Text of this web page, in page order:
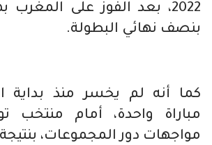
2022، بعد الفوز على
بنصف نهائي البطولة.
كما أنه لم يخسر منذ بداية
مباراة واحدة، أمام
مواجهات دور المجموعات، بنتيجة 1-0.